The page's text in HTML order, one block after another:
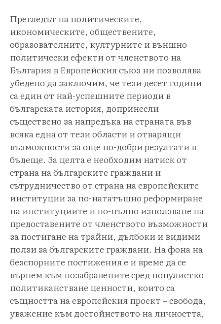
Прегледът на политическите,
икономическите, обществените,
образователните, културните и външно-
политически ефекти от членството на
България в Европейския съюз ни позволява
убедено да заключим, че тези десет години
са един от най-успешните периоди в
българската история, допринесли
съществено за напредъка на страната във
всяка една от тези области и отварящи
възможности за още по-добри резултати в
бъдеще. За целта е необходим натиск от
страна на българските граждани и
сътрудничество от страна на европейските
институции за по-нататъшно реформиране
на институциите и по-пълно използване на
предоставените от членството възможности
за постигане на трайни, дълбоки и видими
ползи за българските граждани. На фона на
безспорните постижения е и време да се
върнем към позабравените сред популистко
политиканстване ценности, които са
същността на европейския проект – свобода,
уважение към достойнството на личността,